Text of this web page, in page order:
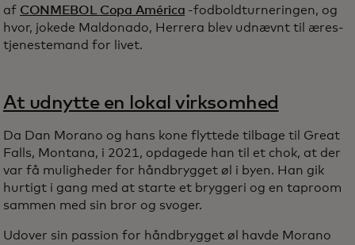
af CONMEBOL Copa América -fodboldturneringen, og
hvor, jokede Maldonado, Herrera blev udnævnt til æres-
tjenestemand for livet.
At udnytte en lokal virksomhed
Da Dan Morano og hans kone flyttede tilbage til Great
Falls, Montana, i 2021, opdagede han til et chok, at der
var få muligheder for håndbrygget øl i byen. Han gik
hurtigt i gang med at starte et bryggeri og en taproom
sammen med sin bror og svoger.
Udover sin passion for håndbrygget øl havde Morano